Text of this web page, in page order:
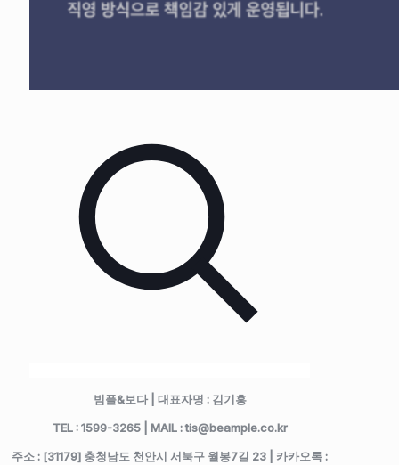
빔플&보다 | 대표자명 : 김기흥
TEL : 1599-3265 | MAIL : tis@beample.co.kr
주소 : [31179] 충청남도 천안시 서북구 월봉7길 23 | 카카오톡 :